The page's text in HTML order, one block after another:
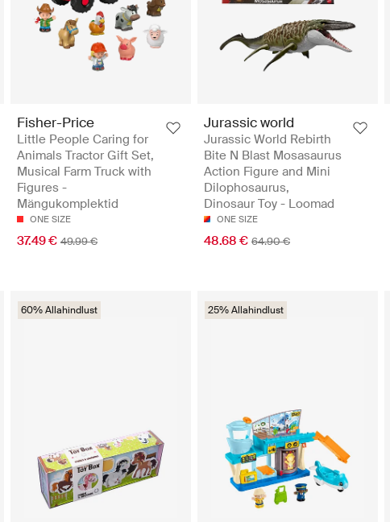
Fisher-Price
Little People Caring for
Animals Tractor Gift Set,
Musical Farm Truck with
Figures -
Mängukomplektid
ONE SIZE
37.49 € 49.99 €
Jurassic world
Jurassic World Rebirth
Bite N Blast Mosasaurus
Action Figure and Mini
Dilophosaurus,
Dinosaur Toy - Loomad
ONE SIZE
48.68 € 64.90 €
60% Allahindlust 25% Allahindlust